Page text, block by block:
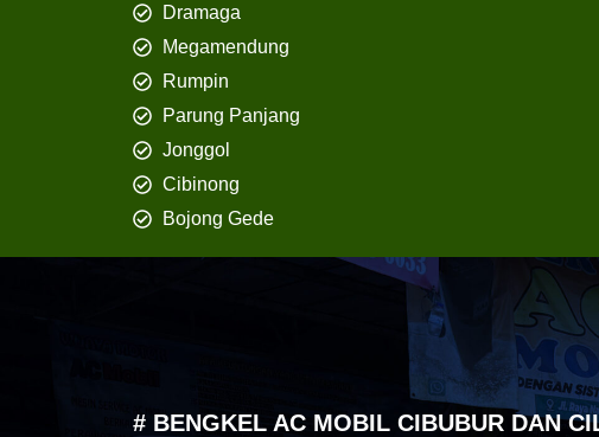
Dramaga
Megamendung
Rumpin
Parung Panjang
Jonggol
Cibinong
Bojong Gede
# BENGKEL AC MOBIL CIBUBUR DAN